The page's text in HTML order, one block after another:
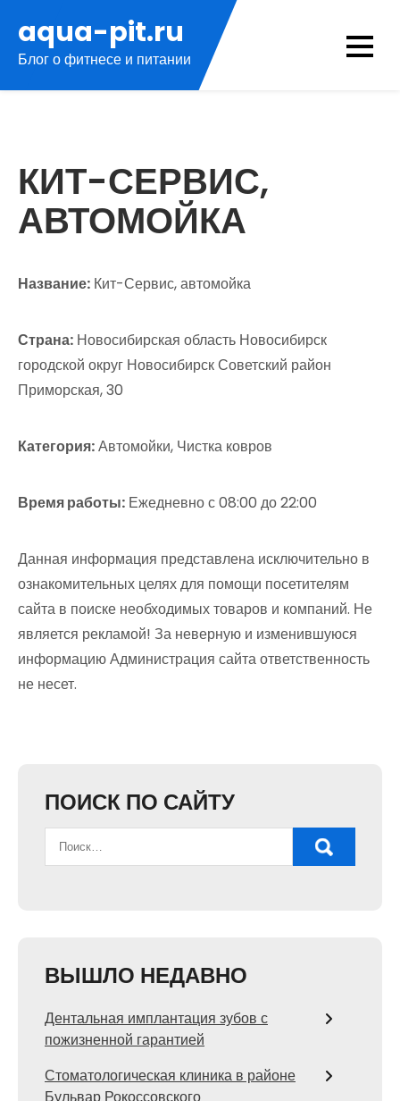
содержимому
aqua-pit.ru
Блог о фитнесе и питании
КИТ-СЕРВИС,
АВТОМОЙКА
Название: Кит-Сервис, автомойка
Страна: Новосибирская область Новосибирск
городской округ Новосибирск Советский район
Приморская, 30
Категория:Автомойки, Чистка ковров
Время работы: Ежедневно с 08:00 до 22:00
Данная информация представлена исключительно в
ознакомительных целях для помощи посетителям
сайта в поиске необходимых товаров и компаний. Не
является рекламой! За неверную и изменившуюся
информацию Администрация сайта ответственность
не несет.
ПОИСК ПО САЙТУ
ВЫШЛО НЕДАВНО
Дентальная имплантация зубов с
пожизненной гарантией
Стоматологическая клиника в районе